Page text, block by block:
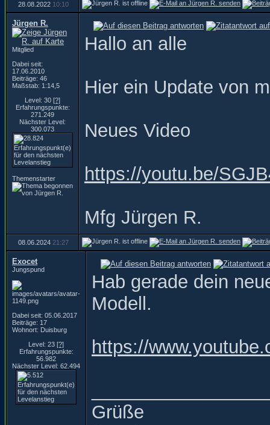
28.08.2022 10:10
Jürgen R.
Mitglied
Dabei seit:
17.06.2010
Beiträge: 46
Maßstab: 1:14,5
Level: 30 [?]
Erfahrungspunkte:
271.249
Nächster Level:
300.073
Themenstarter
Hallo an alle
Hier ein Update von
Neues Video
https://youtu.be/
Mfg Jürgen R.
08.06.2024 21:27
Exocet
Jungspund
Dabei seit: 05.06.2017
Beiträge: 17
Wohnort: Duisburg
Level: 23 [?]
Erfahrungspunkte:
56.982
Nächster Level: 62.494
Hab gerade dein
Modell.
https://
Grüße